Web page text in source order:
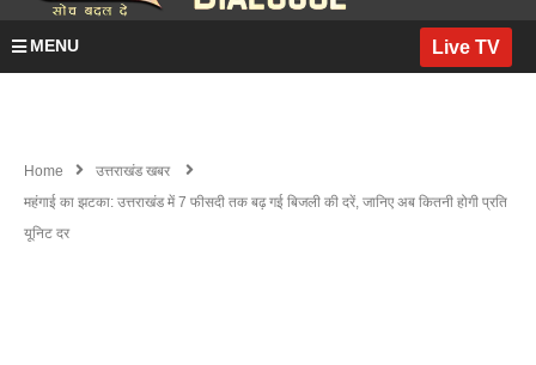
MENU Live TV
Home
उत्तराखंड खबर
महंगाई का झटका: उत्तराखंड में 7 फीसदी तक बढ़ गई बिजली की दरें, जानिए अब कितनी होगी प्रति
यूनिट दर